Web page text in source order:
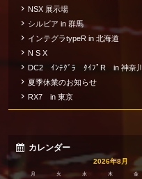
NSX 展示場
シルビア in 群馬
インテグラtypeR in 北海道
N S X
DC2 ｲﾝﾃｸﾞﾗ ﾀｲﾌﾟR in 神奈川
夏季休業のお知らせ
RX7 in 東京
カレンダー
2026年8月
月 火 水 木 金